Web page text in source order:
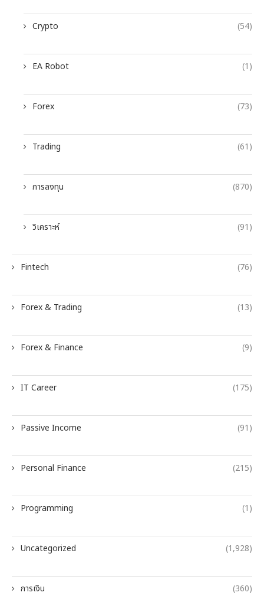
Crypto (54)
EA Robot (1)
Forex (73)
Trading (61)
การลงทุน (870)
วิเคราะห์ (91)
Fintech (76)
Forex & Trading (13)
Forex & Finance (9)
IT Career (175)
Passive Income (91)
Personal Finance (215)
Programming (1)
Uncategorized (1,928)
การเงิน (360)